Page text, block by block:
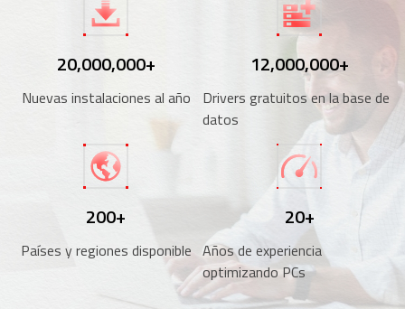
20,000,000+
Nuevas instalaciones al año
12,000,000+
Drivers gratuitos en la base de
datos
200+
Países y regiones disponible
20+
Años de experiencia
optimizando PCs